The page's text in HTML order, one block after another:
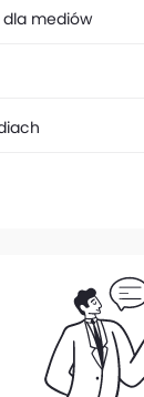
dla mediów